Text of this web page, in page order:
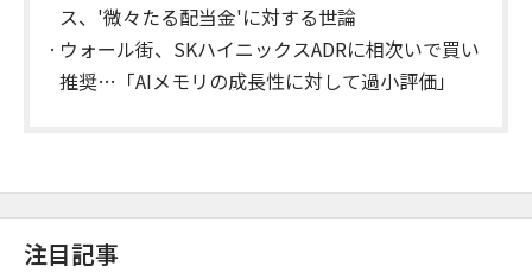
ス、'微々たる配当金'に対する世論
ウォール街、SKハイニックスADRに相次いで買い
推奨…「AIメモリの成長性に対して過小評価」
注目記事